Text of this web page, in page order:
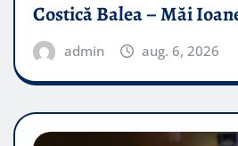
Costică Balea – Măi
admin aug. 6, 2026